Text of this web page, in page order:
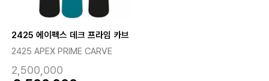
2425 에이펙스 데크 프라임 카브
2425 APEX PRIME CARVE
2,500,000